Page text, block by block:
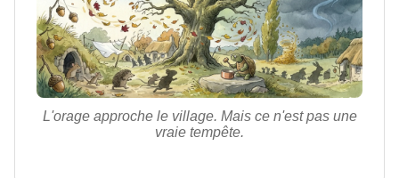
L'orage approche le village. Mais ce n'est pas une
vraie tempête.